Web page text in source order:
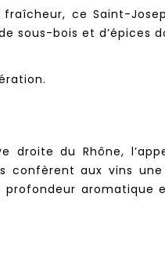
ce Saint-
sous-bois et d’épices
du Rhône,
confèrent aux vins